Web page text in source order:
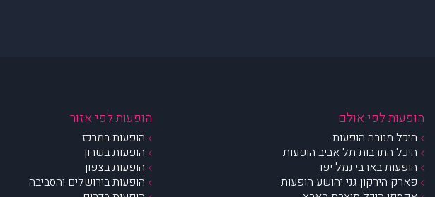
הופעות לפי אולם
היכל מנורה הופעות
היכל התרבות תל אביב הופעות
הופעות בארבי נמל יפו
פארק הירקון גני יהושע הופעות
הופעות לפי אזור
הופעות במרכז
הופעות בשרון
הופעות בצפון
הופעות בירושלים והסביבה